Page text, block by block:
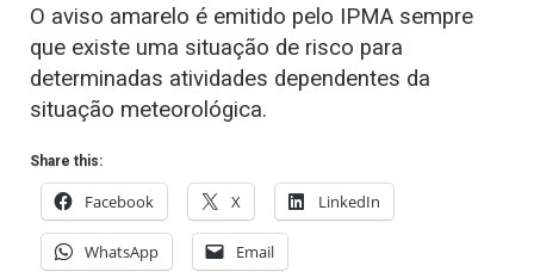
O aviso amarelo é emitido pelo IPMA sempre
que existe uma situação de risco para
determinadas atividades dependentes da
situação meteorológica.
Share this:
Facebook X LinkedIn
WhatsApp Email